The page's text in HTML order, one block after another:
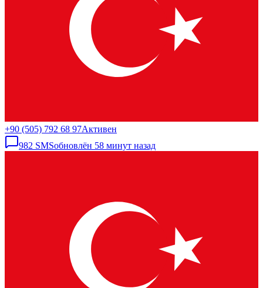
+90 (505) 792 68 97Активен
982 SMSобновлён 58 минут назад